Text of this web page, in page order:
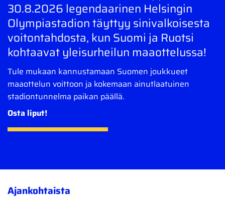
30.8.2026 legendaarinen Helsingin
Olympiastadiontäyttyy sinivalkoisesta
voitontahdosta, kun Suomi ja Ruotsi
kohtaavat yleisurheilun maaottelussa!
Tule mukaan kannustamaan Suomen joukkueet
maaottelun voittoon ja kokemaan ainutlaatuinen
stadiontunnelma paikan päällä.
Osta liput!
Ajankohtaista